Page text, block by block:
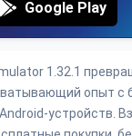
Google Play
1.32.1
опыт с
устройств.